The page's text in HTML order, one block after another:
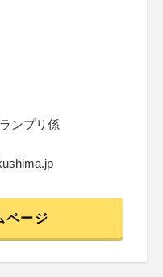
ンプリ係
ページ